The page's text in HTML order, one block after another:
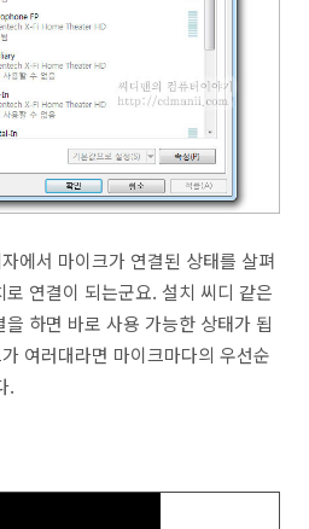
에서 마이크가 연결된 상태를 살펴
연결이 되는군요. 설치 씨디 같은
하면 바로 사용 가능한 상태가 됩
여러대라면 마이크마다의 우선순
.